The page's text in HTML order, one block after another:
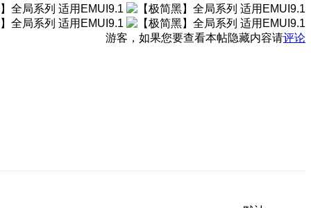
游客，如果您要查看本帖隐藏内容请评论